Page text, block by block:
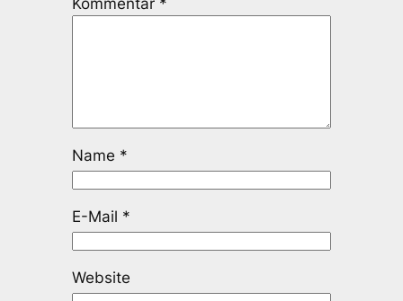
Kommentar *
Name *
E-Mail *
Website